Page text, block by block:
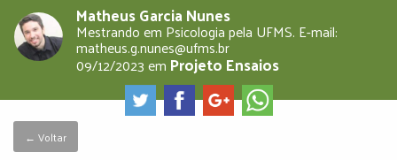
Matheus Garcia Nunes
Mestrando em Psicologia pela UFMS. E-mail:
matheus.g.nunes@ufms.br
09/12/2023em Projeto Ensaios
← Voltar